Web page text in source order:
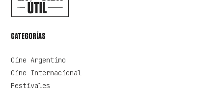
CATEGORÍAS
Cine Argentino
Cine Internacional
Festivales